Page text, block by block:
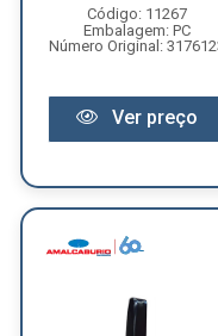
Código: 11267
Embalagem: PC
Número Original:
Ver preço